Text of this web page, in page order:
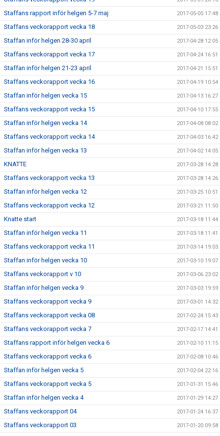
Staffans rapport inför helgen 5-7 maj 2017-05-05 17:48
Staffans veckorapport vecka 18 2017-05-03 23:26
Staffan inför helgen 28-30 april 2017-04-28 12:05
Staffans veckorapport vecka 17 2017-04-24 16:51
Staffan inför helgen 21-23 april 2017-04-21 15:51
Staffans veckorapport vecka 16 2017-04-19 10:54
Staffan inför helgen vecka 15 2017-04-13 16:27
Staffans veckorapport vecka 15 2017-04-10 17:55
Staffan inför helgen vecka 14 2017-04-08 08:02
Staffans veckorapport vecka 14 2017-04-03 16:42
Staffan inför helgen vecka 13 2017-04-02 14:05
KNATTE 2017-03-28 14:28
Staffans veckorapport vecka 13 2017-03-28 14:26
Staffan inför helgen vecka 12 2017-03-25 10:51
Staffans veckorapport vecka 12 2017-03-21 11:50
Knatte start 2017-03-18 11:44
Staffan inför helgen vecka 11 2017-03-18 11:41
Staffans veckorapport vecka 11 2017-03-14 19:03
Staffan inför helgen vecka 10 2017-03-10 19:07
Staffans veckorapport v 10 2017-03-06 23:02
Staffan inför helgen vecka 9 2017-03-03 19:59
Staffans veckorapport vecka 9 2017-03-01 14:32
Staffans veckorapport vecka 08 2017-02-24 15:43
Staffans veckorapport vecka 7 2017-02-17 14:41
Staffans rapport inför helgen vecka 6 2017-02-10 11:15
Staffans veckorapport vecka 6 2017-02-08 10:46
Staffan inför helgen vecka 5 2017-02-04 22:16
Staffans veckorapport vecka 5 2017-01-31 15:46
Staffan inför helgen vecka 4 2017-01-29 14:27
Staffans veckorapport 04 2017-01-24 16:37
Staffans veckorapport 03 2017-01-20 09:58